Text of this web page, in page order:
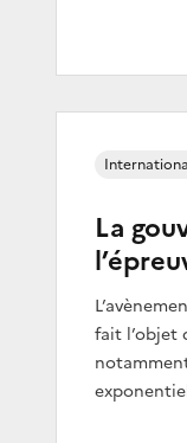
La
fait l’objet